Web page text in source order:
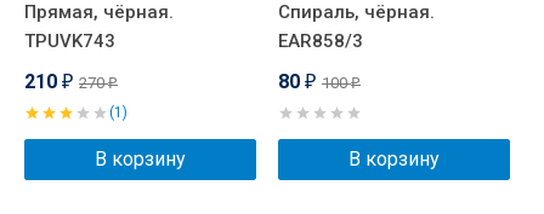
Прямая, чёрная.
TPUVK743
210 ₽ 270₽
(1)
В корзину
Спираль, чёрная.
EAR858/3
80 ₽ 100₽
В корзину